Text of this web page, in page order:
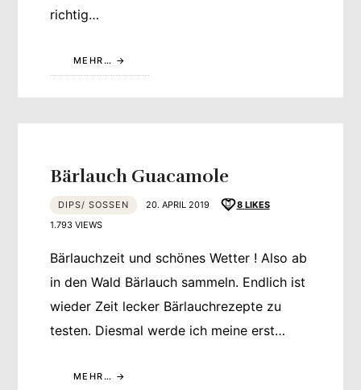
richtig…
MEHR…
Bärlauch Guacamole
DIPS/ SOSSEN 20. APRIL 2019 8 LIKES
1.793 VIEWS
Bärlauchzeit und schönes Wetter ! Also ab
in den Wald Bärlauch sammeln. Endlich ist
wieder Zeit lecker Bärlauchrezepte zu
testen. Diesmal werde ich meine erst…
MEHR…